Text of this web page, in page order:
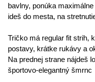
bavlny, ponúka
ideš do mesta, na
Tričko má regular fit strih,
postavy, krátke rukávy a
Na prednej strane nájdeš
športovo-elegantný šmrnc